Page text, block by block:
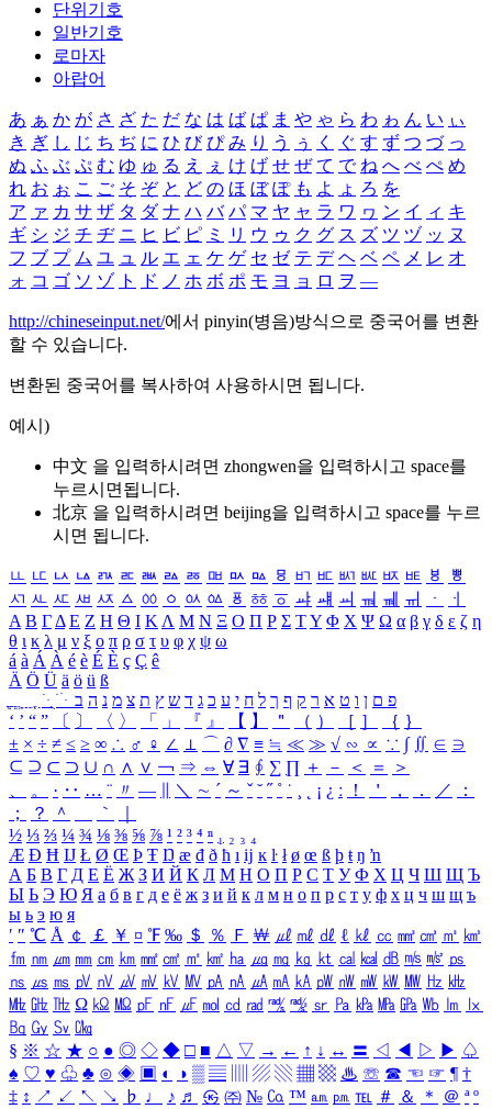
단위기호
일반기호
로마자
아랍어
あ ぁ か が さ ざ た だ な は ば ぱ ま や ゃ ら わ ゎ ん い ぃ
き ぎ し じ ち ぢ に ひ び ぴ み り う ぅ く ぐ す ず つ づ っ
ぬ ふ ぶ ぷ む ゆ ゅ る え ぇ け げ せ ぜ て で ね へ べ ぺ め
れ お ぉ こ ご そ ぞ と ど の ほ ぼ ぽ も よ ょ ろ を
ア ァ カ サ ザ タ ダ ナ ハ バ パ マ ヤ ャ ラ ワ ヮ ン イ ィ キ
ギ シ ジ チ ヂ ニ ヒ ビ ピ ミ リ ウ ゥ ク グ ス ズ ツ ヅ ッ ヌ
フ ブ プ ム ユ ュ ル エ ェ ケ ゲ セ ゼ テ デ ヘ ベ ペ メ レ オ
ォ コ ゴ ソ ゾ ト ド ノ ホ ボ ポ モ ヨ ョ ロ ヲ ―
http://chineseinput.net/에서 pinyin(병음)방식으로 중국어를 변환
할 수 있습니다.
변환된 중국어를 복사하여 사용하시면 됩니다.
예시)
中文 을 입력하시려면 zhongwen을 입력하시고 space를
누르시면됩니다.
北京 을 입력하시려면 beijing을 입력하시고 space를 누르
시면 됩니다.
ㅥ ㅦ ㅧ ㅨ ㅩ ㅪ ㅫ ㅬ ㅭ ㅮ ㅯ ㅰ ㅱ ㅲ ㅳ ㅴ ㅵ ㅶ ㅷ ㅸ
ㅹ
ㅺ ㅻ ㅼ ㅽ ㅾ ㅿ ㆀ ㆁ ㆂ ㆃ ㆄ ㆅ ㆆ ㆇ ㆈ ㆉ ㆊ ㆋ ㆌ ㆍ
ㆎ
Α Β ΓΔ Ε Ζ Η Θ Ι ΚΛ Μ Ν Ξ Ο Π Ρ Σ ΤΥ Φ Χ Ψ Ω α β γ δ ε ζ η
θ ι κ λ μ ν ξ ο π ρ σ τ υ φ χ ψ ω
á à Á À é è É È ç Ç ê
Ä Ö Ü ä ö ü ß
ִֶֹ ֻּ ׁׂ פ ם ן ו ט א ר ק ף ך ל ח י ע כ ג ד ש ץ ת צ מ נ ה ב
‘ ’ “ ” 〔 〕 〈 〉 「 」 『 』 【 】 ＂ （ ） ［ ］ ｛ ｝
± × ÷ ≠ ≤ ≥ ∞ ∴ ♂ ♀ ∠ ⊥ ⌒ ∂ ∇ ≡ ≒ ≪ ≫ √ ∽ ∝ ∵ ∫ ∬ ∈ ∋
⊆ ⊇ ⊂ ⊃ ∪ ∩ ∧ ∨ ￢ ⇒ ⇔ ∀ ∃ ∮ ∑ ∏ ＋ － ＜ ＝
＞
、
。 · ‥ … ¨ 〃 ― ＼ ∼ ´ ～ ˇ ˘ ˝ ˚ ˙ ¸ ¡ ¿ ː ！ ＇ ， ． ／
：
；
？ ＾ ｀
½ ⅓ ⅔ ¼ ¾ ⅛ ⅜ ⅝ ⅞ ¹ ² ³ ⁴ ⁿ ₁ ₂ ₃ ₄
Æ Ð Ħ Ĳ Ł Ø Œ Þ Ŧ Ŋ æ đ ð ħ ı ĳ ĸ ŀ ł ø œ ß þ ŧ ŋ ŉ
А Б В Г Д Е Ё Ж З И Й К Л М Н О П Р С Т У Ф Х Ц Ч Ш Щ Ъ
Ы Ь Э Ю Я а б в г д е ё ж з и й к л м н о п р с т у ф х ц ч ш щ ъ
ы ь э ю я
′ ″ ℃ Å ￠ ￡ ￥ ¤ ℉ ‰ ＄ ％ Ｆ ￦ ㎕ ㎖ ㎗ ℓ ㎘ ㏄ ㎣ ㎤ ㎥ ㎦
㎙ ㎚ ㎛ ㎜ ㎝ ㎞ ㎟ ㎠ ㎡ ㎢ ㏊ ㎍ ㎎ ㎏ ㏏ ㎈ ㎉ ㏈ ㎧ ㎨ ㎰
㎱ ㎲ ㎳ ㎴ ㎵ ㎶ ㎷ ㎸ ㎹ ㎀ ㎁ ㎂ ㎃ ㎄ ㎺ ㎻ ㎽ ㎾ ㎿ ㎐ ㎑
㎒ ㎓ ㎔ Ω ㏀ ㏁ ㎊ ㎋ ㎌ ㏖ ㏅ ㎭ ㎮ ㎯ ㏛ ㎩ ㎪ ㎫ ㎬ ㏝ ㏐
㏓
㏃ ㏉ ㏜ ㏆
§ ※ ☆ ★ ○ ● ◎ ◇ ◆ □ ■ △ ▽ → ← ↑ ↓ ↔ 〓 ◁ ◀ ▷ ▶ ♤
♠ ♡ ♥ ♧ ♣ ⊙ ◈ ▣ ◐ ◑ ▒ ▤ ▨ ▧ ▦ ▩ ♨ ☏ ☎ ☜ ☞ ¶ †
‡ ↕ ↗ ↙ ↖ ↘ ♭ ♩ ♪ ♬ ㉿ ㈜ № ㏇ ™ ㏂ ㏘ ℡ ＃ ＆ ＊ ＠ ª º